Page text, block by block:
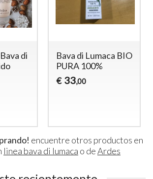
di
Bava di Lumaca BIO
PURA 100%
€ 33,00
encuentre otros productos en
linea bava di lumaca o deArdes